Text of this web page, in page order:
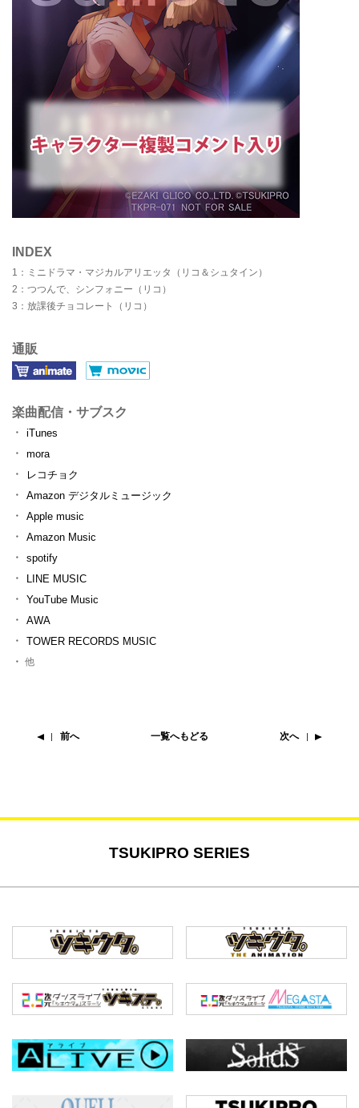
INDEX
1：ミニドラマ・マジカルアリエッタ（リコ＆シュタイン）
2：つつんで、シンフォニー（リコ）
3：放課後チョコレート（リコ）
通販
楽曲配信・サブスク
iTunes
mora
レコチョク
Amazon デジタルミュージック
Apple music
Amazon Music
spotify
LINE MUSIC
YouTube Music
AWA
TOWER RECORDS MUSIC
他
前へ 一覧へもどる 次へ
TSUKIPRO SERIES